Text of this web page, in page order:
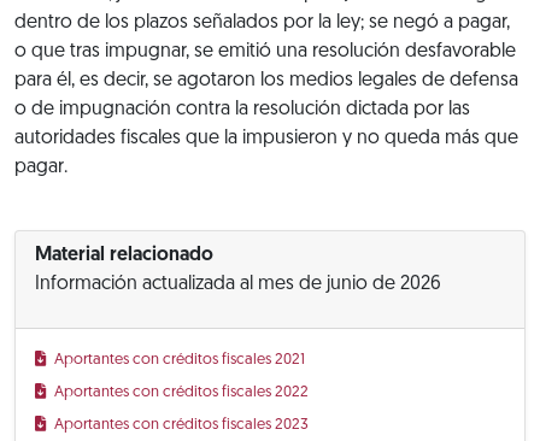
dentro de los plazos señalados por la ley; se negó a pagar,
o que tras impugnar, se emitió una resolución desfavorable
para él, es decir, se agotaron los medios legales de defensa
o de impugnación contra la resolución dictada por las
autoridades fiscales que la impusieron y no queda más que
pagar.
Material relacionado
Información actualizada al mes de junio de 2026
Aportantes con créditos fiscales 2021
Aportantes con créditos fiscales 2022
Aportantes con créditos fiscales 2023